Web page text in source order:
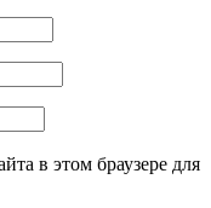
в этом браузере для